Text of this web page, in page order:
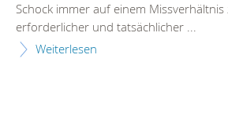
Schock immer auf einem Missverhältnis
erforderlicher und tatsächlicher ...
Weiterlesen